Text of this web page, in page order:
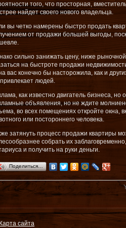
того, что просторная,
найдет своего нового владельца.
вы четко намерены быстро продать
от продажи большей выгоды,
сильно занижать цену, ниже
на быстроте продажи
вас конечно бы насторожила, как и
людей.
как известно двигатель бизнеса,
объявления, но не ждите
во всех помещениях откройте окна,
или постороннего человека.
затянуть процесс продажи квартиры
собрать их
и получить на руки деньги.
Поделиться…
Карта сайта